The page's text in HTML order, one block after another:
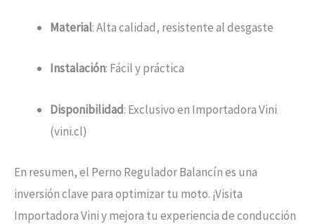
Material: Alta calidad, resistente al desgaste
Instalación: Fácil y práctica
Disponibilidad: Exclusivo en Importadora Vini
(vini.cl)
En resumen, el Perno Regulador Balancín es una
inversión clave para optimizar tu moto. ¡Visita
Importadora Vini y mejora tu experiencia de conducción